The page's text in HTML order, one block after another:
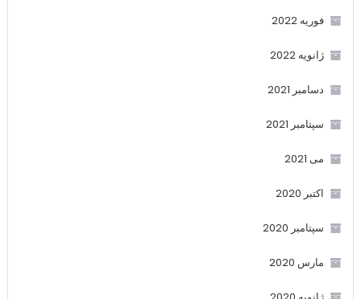
فوریه 2022
ژانویه 2022
دسامبر 2021
سپتامبر 2021
می 2021
اکتبر 2020
سپتامبر 2020
مارس 2020